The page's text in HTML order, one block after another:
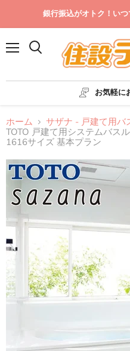
銀行振込がオトク！い
お気軽に
ホーム
サザナ - 戸建て用バ
TOTO 戸建て用システムバス
1616サイズ 基本プラン